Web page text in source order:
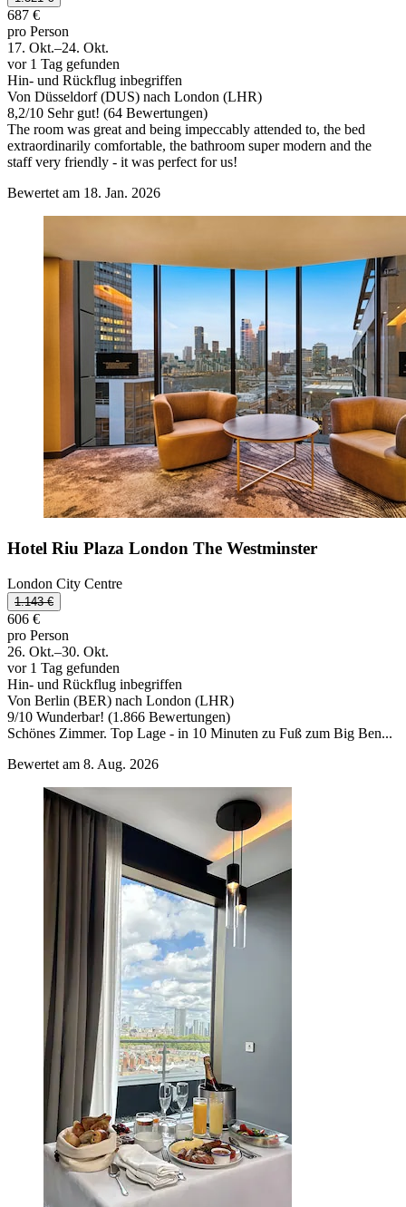
687 €
pro Person
17. Okt.–24. Okt.
vor 1 Tag gefunden
Hin- und Rückflug inbegriffen
Von Düsseldorf (DUS) nach London (LHR)
8,2/10 Sehr gut! (64 Bewertungen)
The room was great and being impeccably attended to, the bed
extraordinarily comfortable, the bathroom super modern and the
staff very friendly - it was perfect for us!
Bewertet am 18. Jan. 2026
Hotel Riu Plaza London The Westminster
London City Centre
1.143 €
606 €
pro Person
26. Okt.–30. Okt.
vor 1 Tag gefunden
Hin- und Rückflug inbegriffen
Von Berlin (BER) nach London (LHR)
9/10 Wunderbar! (1.866 Bewertungen)
Schönes Zimmer. Top Lage - in 10 Minuten zu Fuß zum Big Ben...
Bewertet am 8. Aug. 2026